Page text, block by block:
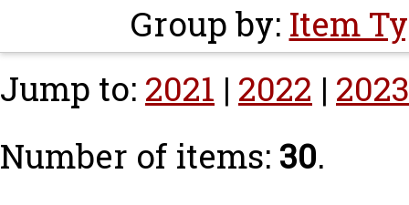
Group by: Item
Jump to: 2021 | 2022 | 2023
Number of items: 30.